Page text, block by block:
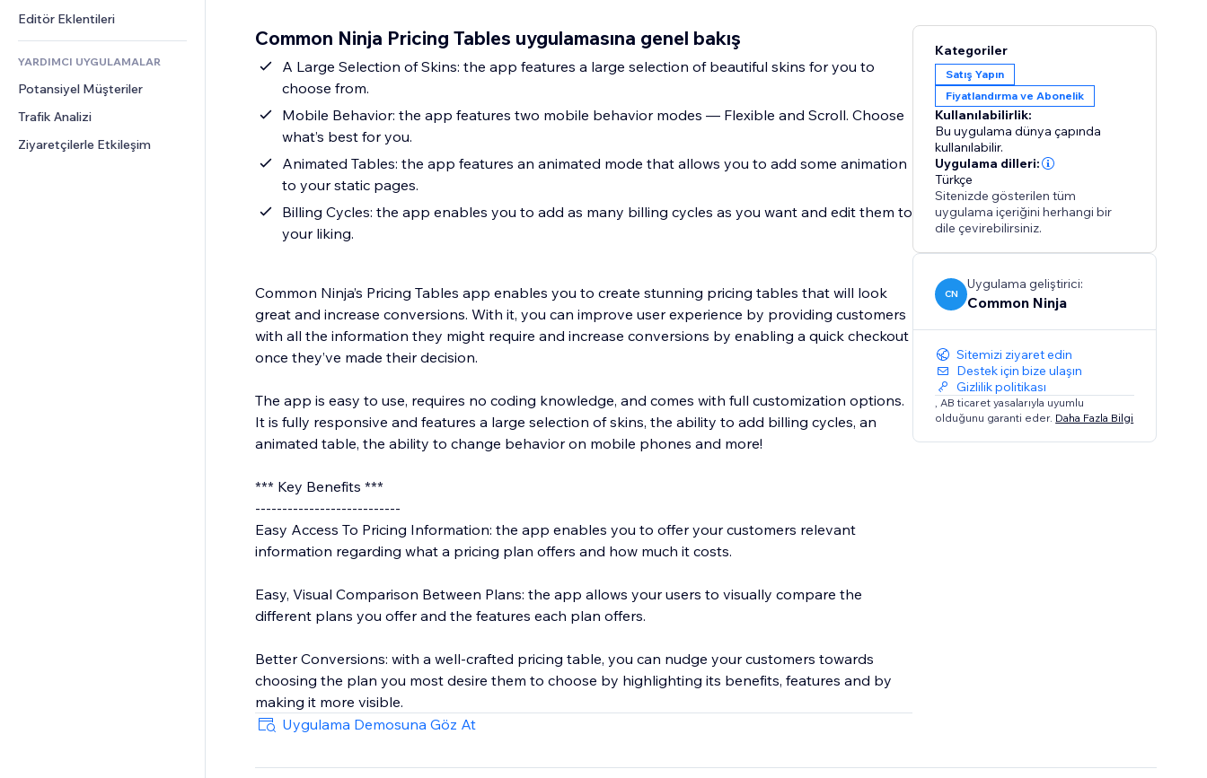
Hesap Makineleri
Arama
Hava Durumu
Grafik ve Tablolar
Topluluk
Değerlendirmeler ve Müşteri
Editör Eklentileri
YARDIMCI UYGULAMALAR
Potansiyel Müşteriler
Trafik Analizi
Ziyaretçilerle Etkileşim
Common Ninja Pricing Tables uygulamasına genel bakış
A Large Selection of Skins: the app features a large selection of beautiful skins for you to
choose from.
Mobile Behavior: the app features two mobile behavior modes — Flexible and Scroll. Choose
what’s best for you.
Animated Tables: the app features an animated mode that allows you to add some animation
to your static pages.
Billing Cycles: the app enables you to add as many billing cycles as you want and edit them to
your liking.
Common Ninja’s Pricing Tables app enables you to create stunning pricing tables that will look
great and increase conversions. With it, you can improve user experience by providing customers
with all the information they might require and increase conversions by enabling a quick checkout
once they’ve made their decision.
The app is easy to use, requires no coding knowledge, and comes with full customization options.
It is fully responsive and features a large selection of skins, the ability to add billing cycles, an
animated table, the ability to change behavior on mobile phones and more!
*** Key Benefits ***
---------------------------
Easy Access To Pricing Information: the app enables you to offer your customers relevant
information regarding what a pricing plan offers and how much it costs.
Easy, Visual Comparison Between Plans: the app allows your users to visually compare the
different plans you offer and the features each plan offers.
Better Conversions: with a well-crafted pricing table, you can nudge your customers towards
choosing the plan you most desire them to choose by highlighting its benefits, features and by
Uygulama Demosuna Göz At
Kategoriler
Satış Yapın
Fiyatlandırma ve Abonelik
Kullanılabilirlik:
Bu uygulama dünya çapında
kullanılabilir.
Uygulama dilleri:
Türkçe
Sitenizde gösterilen tüm
uygulama içeriğini herhangi bir
dile çevirebilirsiniz.
CN
Uygulama geliştirici:
Common Ninja
Sitemizi ziyaret edin
Destek için bize ulaşın
Gizlilik politikası
, AB ticaret yasalarıyla uyumlu
olduğunu garanti eder. Daha Fazla Bilgi